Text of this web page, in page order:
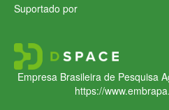
Suportado por
Empresa Brasileira de Pesquisa
https://